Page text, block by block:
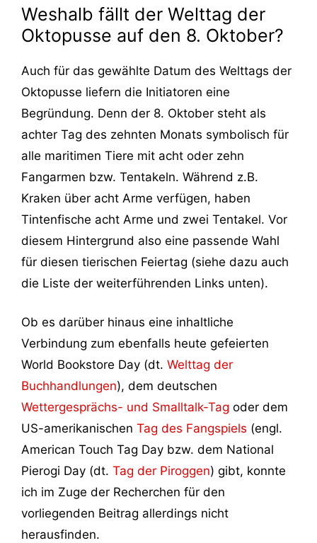
Weshalb fällt der Welttag der
Oktopusse auf den 8. Oktober?
Auch für das gewählte Datum des Welttags der
Oktopusse liefern die Initiatoren eine
Begründung. Denn der 8. Oktober steht als
achter Tag des zehnten Monats symbolisch für
alle maritimen Tiere mit acht oder zehn
Fangarmen bzw. Tentakeln. Während z.B.
Kraken über acht Arme verfügen, haben
Tintenfische acht Arme und zwei Tentakel. Vor
diesem Hintergrund also eine passende Wahl
für diesen tierischen Feiertag (siehe dazu auch
die Liste der weiterführenden Links unten).
Ob es darüber hinaus eine inhaltliche
Verbindung zum ebenfalls heute gefeierten
World Bookstore Day (dt. Welttag der
Buchhandlungen), dem deutschen
Wettergesprächs- und Smalltalk-Tag oder dem
US-amerikanischen Tag des Fangspiels (engl.
American Touch Tag Day bzw. dem National
Pierogi Day (dt. Tag der Piroggen) gibt, konnte
ich im Zuge der Recherchen für den
vorliegenden Beitrag allerdings nicht
herausfinden.